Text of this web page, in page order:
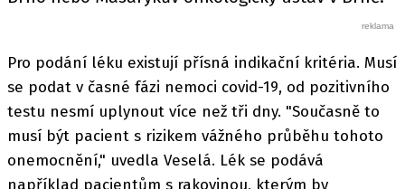
Pro podání léku existují přísná indikační kritéria. Musí
se podat v časné fázi nemoci covid-19, od pozitivního
testu nesmí uplynout více než tři dny. "Současně to
musí být pacient s rizikem vážného průběhu tohoto
onemocnění," uvedla Veselá. Lék se podává
například pacientům s rakovinou, kterým by